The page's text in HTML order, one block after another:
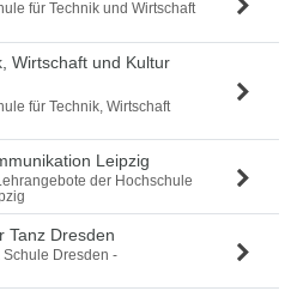
für Technik und Wirtschaft
Wirtschaft und Kultur
für Technik, Wirtschaft
Leipzig
der Hochschule
Tanz Dresden
Schule Dresden -